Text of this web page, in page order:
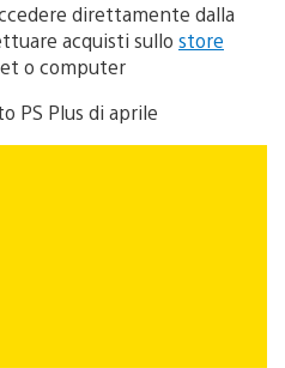
direttamente dalla
acquisti sullo store
o computer
PS Plus di aprile